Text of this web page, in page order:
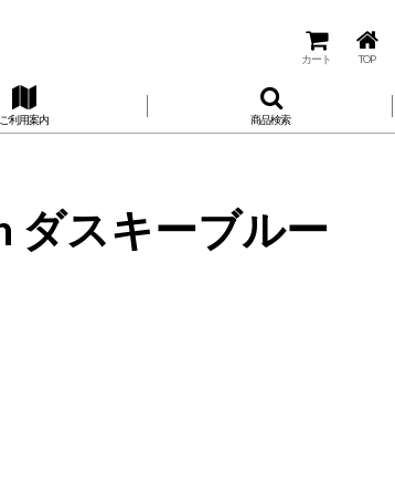
カート TOP
ご利用案内 商品検索
ダスキーブルー